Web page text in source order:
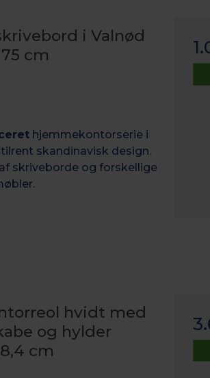
i Valnød
cm
hjemmekontorserie i
skandinavisk design.
skriveborde og forskellige
hvidt med
og hylder
cm